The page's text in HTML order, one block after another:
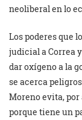
neoliberal en lo
Los poderes que
judicial a Correa
dar oxígeno a la
se acerca
Moreno evita,
porque tiene un